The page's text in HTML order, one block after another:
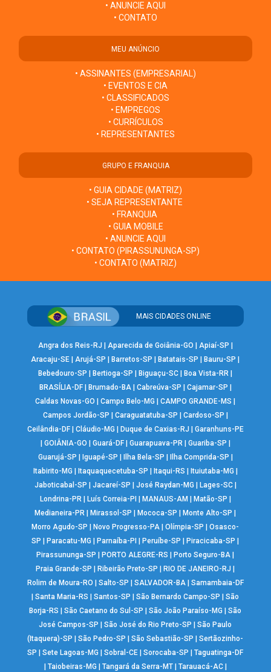
• ANUNCIE AQUI
• CONTATO
MEU ANÚNCIO
• ASSINANTES (EMPRESARIAL)
• EVENTOS E CIA
• CLASSIFICADOS
• EMPREGOS
• CURRÍCULOS
• REPRESENTANTES
GRUPO E FRANQUIA
• GUIA CIDADE (MATRIZ)
• SEJA REPRESENTANTE
• FRANQUIA
• GUIA MOBILE
• ANUNCIE AQUI
• CONTATO (PIRASSUNUNGA-SP)
• CONTATO (MATRIZ)
MAIS CIDADES ONLINE
Angra dos Reis-RJ Aparecida de Goiânia-GO Apiaí-SP
Aracaju-SE |Arujá-SP Barretos-SP Batatais-SP Bauru-SP
Bebedouro-SP
Bertioga-SP Biguaçu-SC Boa Vista-RR
BRASÍLIA-DF| Brumado-BA| Cabreúva-SP Cajamar-SP
Caldas Novas-GO
|Campo Belo-MG |CAMPO GRANDE-MS
Campos Jordão-SP
Caraguatatuba-SP Cardoso-SP
Ceilândia-DF| Cláudio-MG Duque de Caxias-RJ
Garanhuns-PE
GOIÂNIA-GO Guará-DF| Guarapuava-PR| Guariba-SP
Guarujá-SP
Iguapé-SP Ilha Bela-SP Ilha Comprida-SP
Itabirito-MG
Itaquaquecetuba-SP Itaqui-RS Ituiutaba-MG
Jaboticabal-SP
Jacareí-SP José Raydan-MG Lages-SC|
Londrina-PR| Luís Correia-PI MANAUS-AM Matão-SP
Medianeira-PR
Mirassol-SP Mococa-SP Monte Alto-SP
Morro Agudo-SP
Novo Progresso-PA |Olímpia-SP |Osasco-
SP
Paracatu-MG Parnaíba-PI Peruíbe-SP Piracicaba-SP
Pirassununga-SP
PORTO ALEGRE-RS Porto Seguro-BA
Praia Grande-SP
Ribeirão Preto-SP RIO DE JANEIRO-RJ
Rolim de Moura-RO
Salto-SP SALVADOR-BA| Samambaia-DF
|Santa Maria-RS |Santos-SP |São Bernardo Campo-SP |São
Borja-RS
|São Caetano do Sul-SP |São João Paraíso-MG |São
José Campos-SP
|São José do Rio Preto-SP |São Paulo
(Itaquera)-SP
|São Pedro-SP |São Sebastião-SP |Sertãozinho-
SP
|Sete Lagoas-MG |Sobral-CE |Sorocaba-SP |Taguatinga-DF
Taiobeiras-MG Tangará da Serra-MT| Tarauacá-AC|